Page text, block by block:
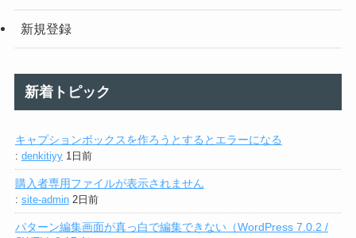
新規登録
新着トピック
キャプションボックスを作ろうとするとエラーになる
: denkitiyy 1日前
購入者専用ファイルが表示されません
: site-admin 2日前
パターン編集画面が真っ白で編集できない（WordPress 7.0.2 /